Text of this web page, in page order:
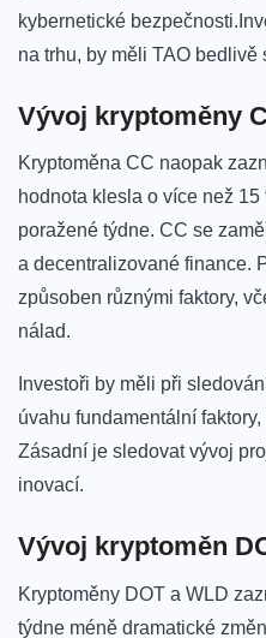
kybernetické
na trhu, by měli‌ TAO bedlivě
Vývoj kryptoměny
Kryptoměna CC naopak
hodnota klesla ⁤o více než
poražené týdne. ⁤CC se
a ​decentralizované finance.
způsoben různými faktory,
nálad.
Investoři by měli při
úvahu fundamentální
Zásadní⁢ je sledovat vývoj
⁣inovací.
Vývoj kryptoměn
Kryptoměny DOT a WLD
týdne méně dramatické